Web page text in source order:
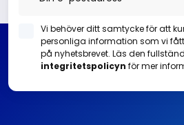
Vi behöver ditt samtycke för att
personliga information som vi
på nyhetsbrevet. Läs den
integritetspolicyn för mer